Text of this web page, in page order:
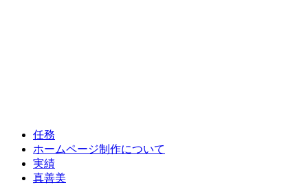
任務
ホームページ制作について
実績
真善美